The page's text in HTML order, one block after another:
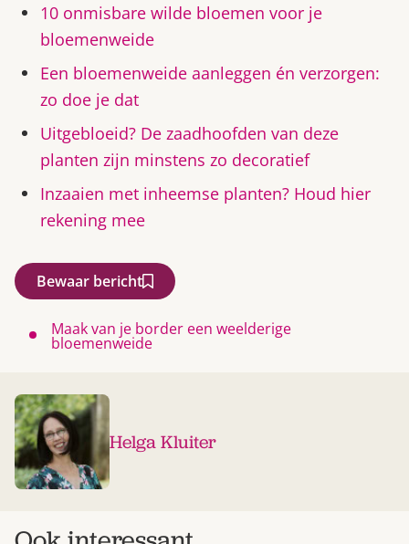
10 onmisbare wilde bloemen voor je
bloemenweide
Een bloemenweide aanleggen én verzorgen:
zo doe je dat
Uitgebloeid? De zaadhoofden van deze
planten zijn minstens zo decoratief
Inzaaien met inheemse planten? Houd hier
rekening mee
Bewaar bericht
Maak van je border een weelderige
bloemenweide
Helga Kluiter